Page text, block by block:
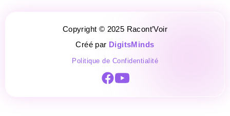
Copyright © 2025 Racont’Voir
Créé par DigitsMinds
Politique de Confidentialité